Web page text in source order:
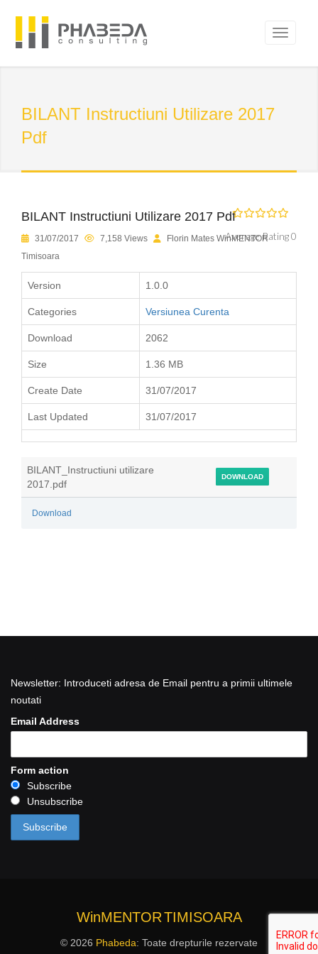
BILANT Instructiuni Utilizare 2017
Pdf
BILANT Instructiuni Utilizare 2017 Pdf
Average Rating 0
31/07/2017 7,158 Views
Florin Mates WinMENTOR
Timisoara
Version 1.0.0
Categories Versiunea Curenta
Download 2062
Size 1.36 MB
Create Date 31/07/2017
Last Updated 31/07/2017
BILANT_Instructiuni utilizare
2017.pdf
DOWNLOAD
Download
Newsletter: Introduceti adresa de Email pentru a primii ultimele
noutati
Email Address
Form action
Subscribe
Unsubscribe
WinMENTORTIMISOARA
© 2026 Phabeda: Toate drepturile rezervate